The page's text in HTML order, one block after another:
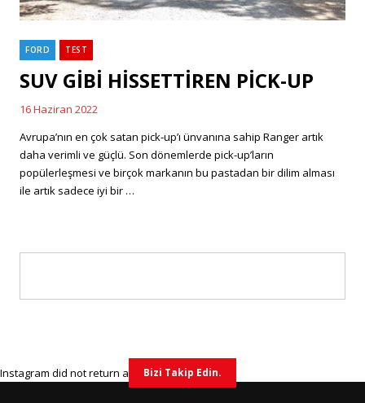
Categories
FORD TEST
SUV GİBİ HİSSETTİREN PİCK-UP
Posted
on
16 Haziran 2022
Avrupa’nın en çok satan pick-up’ı ünvanına sahip Ranger artık
daha verimli ve güçlü. Son dönemlerde pick-up’ların
popülerleşmesi ve birçok markanın bu pastadan bir dilim alması
ile artık sadece iyi bir …
Instagram did not return a 200.Bizi Takip Edin.